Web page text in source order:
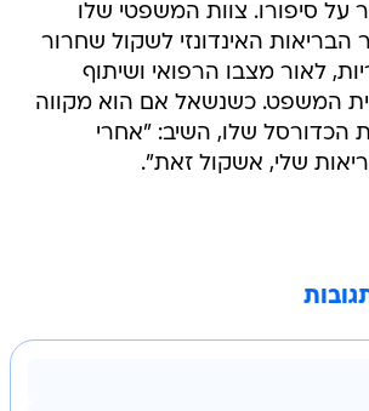
על סיפורו. צוות המשפטי שלו
האינדונזי לשקול שחרור
לאור מצבו הרפואי ושיתוף
המשפט. כשנשאל אם הוא מקווה
הכדורסל שלו, השיב: "אחרי
שלי, אשקול זאת".